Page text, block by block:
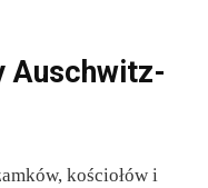
Auschwitz-
kościołów i